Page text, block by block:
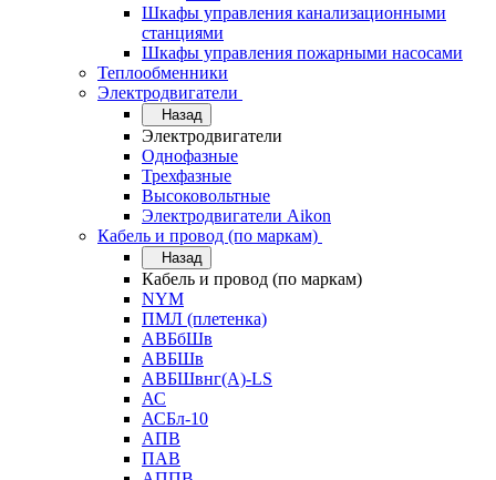
Шкафы управления канализационными
станциями
Шкафы управления пожарными насосами
Теплообменники
Электродвигатели
Назад
Электродвигатели
Однофазные
Трехфазные
Высоковольтные
Электродвигатели Aikon
Кабель и провод (по маркам)
Назад
Кабель и провод (по маркам)
NYM
ПМЛ (плетенка)
АВБбШв
АВБШв
АВБШвнг(А)-LS
АС
АСБл-10
АПВ
ПАВ